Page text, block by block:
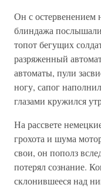
Он с остервенением
блиндажа
топот бегущих
разряженный
автоматы, пули
ногу, сапог
глазами кружился
На рассвете
грохота и шума
свои, он пополз
потерял сознание.
склонившееся над